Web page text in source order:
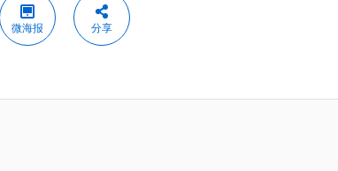
微海报 分享